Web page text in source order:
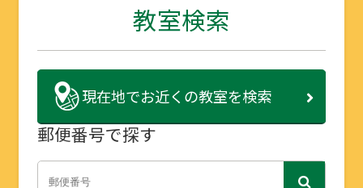
教室検索
現在地でお近くの教室を検索
郵便番号で探す